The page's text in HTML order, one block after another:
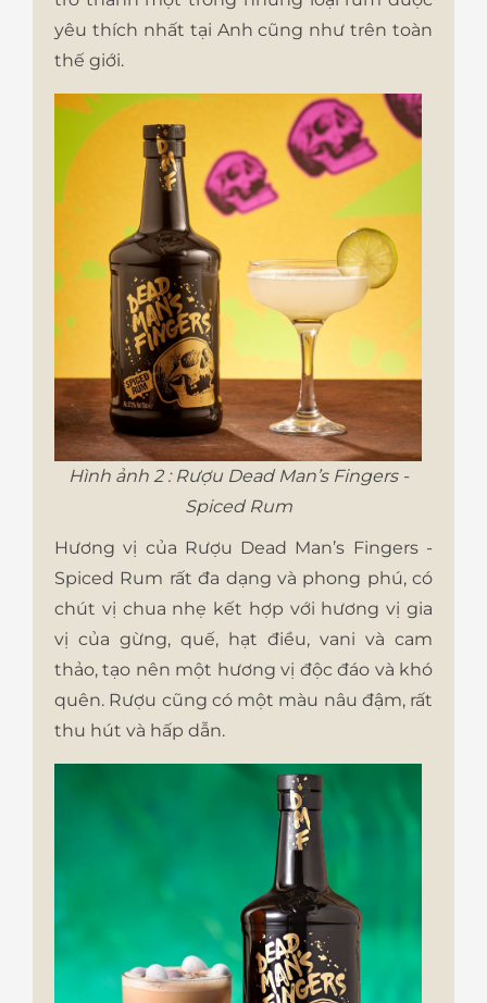
yêu thích nhất tại Anh cũng như trên toàn
thế giới.
Hình ảnh 2 : Rượu Dead Man’s Fingers -
Spiced Rum
Hương vị của Rượu Dead Man’s Fingers -
Spiced Rum rất đa dạng và phong phú, có
chút vị chua nhẹ kết hợp với hương vị gia
vị của gừng, quế, hạt điều, vani và cam
thảo, tạo nên một hương vị độc đáo và khó
quên. Rượu cũng có một màu nâu đậm, rất
thu hút và hấp dẫn.